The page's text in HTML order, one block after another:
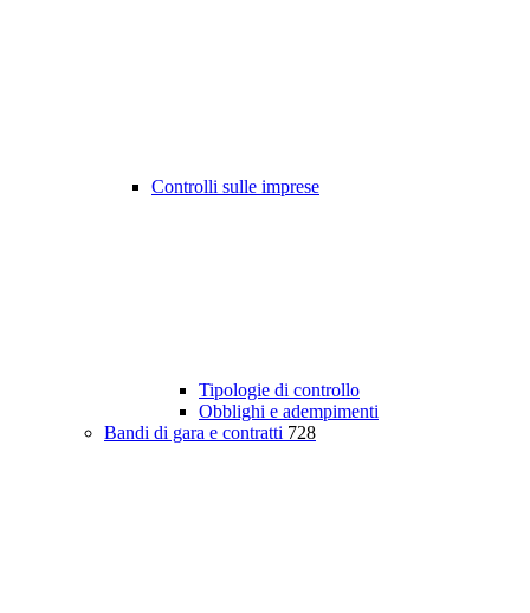
Controlli sulle imprese
Tipologie di controllo
Obblighi e adempimenti
Bandi di gara e contratti 728